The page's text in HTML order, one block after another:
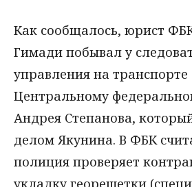
Как сообщалось, юрист
Гимади побывал у
управления на
Центральному
Андрея Степанова,
делом Якунина. В ФБК
полиция проверяет
укладку георешетки